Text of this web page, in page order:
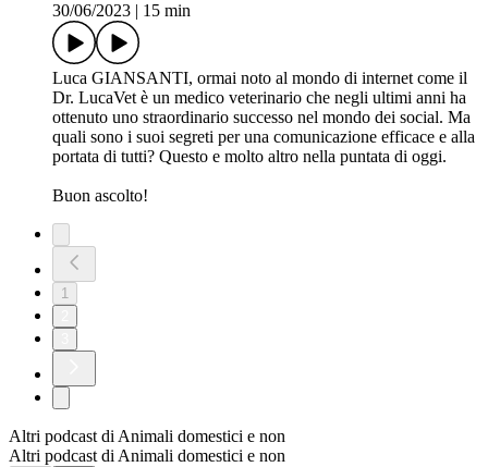
30/06/2023
15 min
Luca GIANSANTI, ormai noto al mondo di internet come il
Dr. LucaVet è un medico veterinario che negli ultimi anni ha
ottenuto uno straordinario successo nel mondo dei social. Ma
quali sono i suoi segreti per una comunicazione efficace e alla
portata di tutti? Questo e molto altro nella puntata di oggi.
Buon ascolto!
1
Altri podcast di Animali domestici e non
Altri podcast di Animali domestici e non